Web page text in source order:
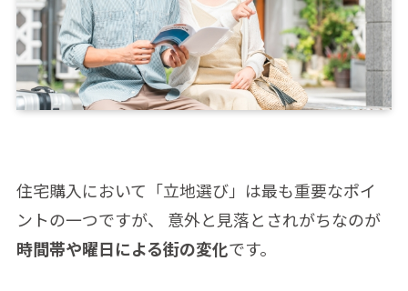
住宅購入において「立地選び」は最も重要なポイ
ントの一つですが、 意外と見落とされがちなのが
時間帯や曜日による街の変化です。